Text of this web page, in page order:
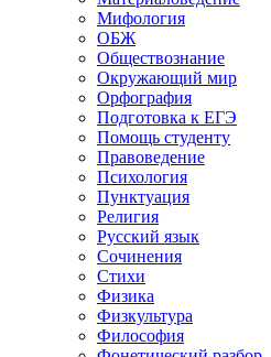
Мифология
ОБЖ
Обществознание
Окружающий мир
Орфография
Подготовка к ЕГЭ
Помощь студенту
Правоведение
Психология
Пунктуация
Религия
Русский язык
Сочинения
Стихи
Физика
Физкультура
Философия